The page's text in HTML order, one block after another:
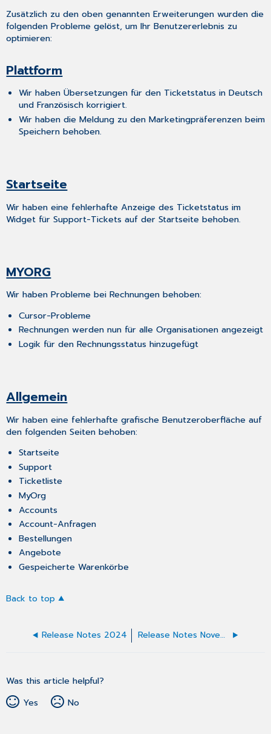
Zusätzlich zu den oben genannten Erweiterungen wurden die
folgenden Probleme gelöst, um Ihr Benutzererlebnis zu
optimieren:
Plattform
Wir haben Übersetzungen für den Ticketstatus in Deutsch
und Französisch korrigiert.
Wir haben die Meldung zu den Marketingpräferenzen beim
Speichern behoben.
Startseite
Wir haben eine fehlerhafte Anzeige des Ticketstatus im
Widget für Support-Tickets auf der Startseite behoben.
MYORG
Wir haben Probleme bei Rechnungen behoben:
Cursor-Probleme
Rechnungen werden nun für alle Organisationen angezeigt
Logik für den Rechnungsstatus hinzugefügt
Allgemein
Wir haben eine fehlerhafte grafische Benutzeroberfläche auf
den folgenden Seiten behoben:
Startseite
Support
Ticketliste
MyOrg
Accounts
Account-Anfragen
Bestellungen
Angebote
Gespeicherte Warenkörbe
Back to top
Release Notes 2024 Release Notes November 2024
Was this article helpful?
Yes
No